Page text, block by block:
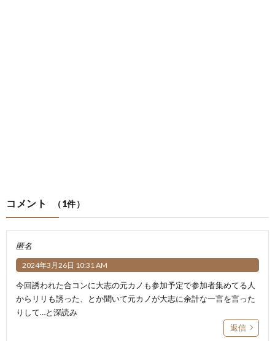
コメント （1件）
匿名
2024年3月26日 10:31 AM
今回誘われた合コンに大志の元カノも参加予定で参加者集めてる人
からリリも誘った、とか聞いて元カノが大志に余計な一言を言った
りして…と深読み
返信